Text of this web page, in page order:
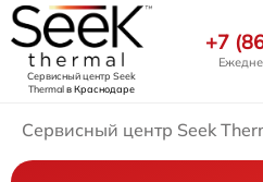
Сервисный центр Seek
Thermalв Краснодаре
+7
Сервисный центр Seek